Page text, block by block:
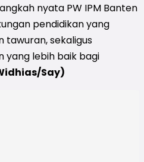
nyata PW IPM Banten
pendidikan yang
tawuran, sekaligus
yang lebih baik bagi
Say)